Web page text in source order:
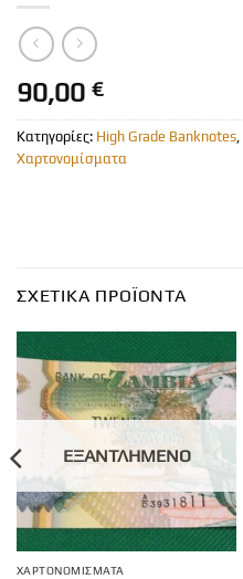
90,00 €
Κατηγορίες: High Grade Banknotes,
Χαρτονομίσματα
ΣΧΕΤΙΚΆ ΠΡΟΪΌΝΤΑ
ΕΞΑΝΤΛΗΜΈΝΟ
ΧΑΡΤΟΝΟΜΊΣΜΑΤΑ